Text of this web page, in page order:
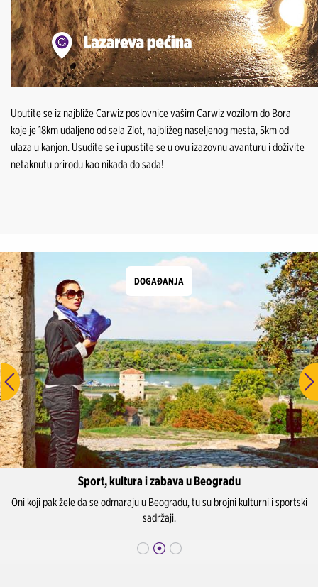
Uputite se iz najbliže Carwiz poslovnice vašim Carwiz vozilom do Bora
koje je 18km udaljeno od sela Zlot, najbližeg naseljenog mesta, 5km od
ulaza u kanjon. Usudite se i upustite se u ovu izazovnu avanturu i doživite
netaknutu prirodu kao nikada do sada!
DOGAĐANJA
Sport, kultura i zabava u Beogradu
Oni koji pak žele da se odmaraju u Beogradu, tu su brojni kulturni i sportski
sadržaji.